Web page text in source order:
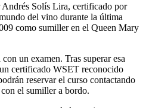
Andrés Solís Lira, certificado por
del vino durante la última
como sumiller en el Queen Mary
un examen. Tras superar esa
certificado WSET reconocido
reservar el curso contactando
el sumiller a bordo.